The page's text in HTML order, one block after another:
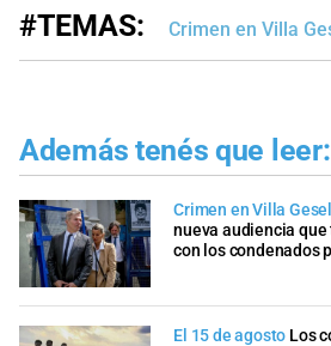
#TEMAS: Crimen en Villa
Además tenés que leer:
Crimen en Villa Gesell
nueva audiencia que
con los condenados
El 15 de agosto Los